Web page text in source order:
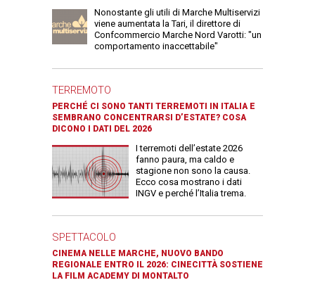
Nonostante gli utili di Marche Multiservizi
viene aumentata la Tari, il direttore di
Confcommercio Marche Nord Varotti: "un
comportamento inaccettabile"
TERREMOTO
PERCHÉ CI SONO TANTI TERREMOTI IN ITALIA E
SEMBRANO CONCENTRARSI D’ESTATE? COSA
DICONO I DATI DEL 2026
I terremoti dell’estate 2026
fanno paura, ma caldo e
stagione non sono la causa.
Ecco cosa mostrano i dati
INGV e perché l’Italia trema.
SPETTACOLO
CINEMA NELLE MARCHE, NUOVO BANDO
REGIONALE ENTRO IL 2026: CINECITTÀ SOSTIENE
LA FILM ACADEMY DI MONTALTO